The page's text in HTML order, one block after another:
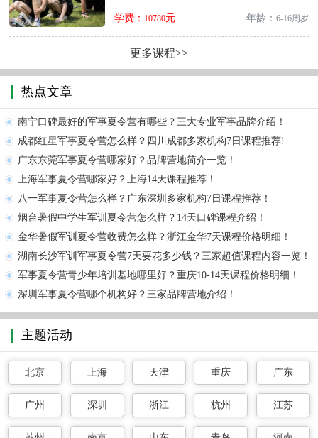
学费： 10780元 年龄： 6-16周岁
更多课程>>
热点文章
南宁口碑最好的军事夏令营有哪些？三大专业军事品牌介绍！
成都红星军事夏令营怎么样？四川成都多家机构7日课程推荐!
广东东莞军事夏令营哪家好？品牌营地简介一览！
上海军事夏令营哪家好？上海14天课程推荐！
八一军事夏令营怎么样？广东深圳多家机构7日课程推荐！
烟台暑假中学生军训夏令营怎么样？14天口碑课程介绍！
金华暑假军训夏令营收费怎么样？浙江金华7天课程价格明细！
湖南长沙军训军事夏令营7天要花多少钱？三家超值课程内容一览！
军事夏令营青少年培训基地哪里好？重庆10-14天课程价格明细！
深圳军事夏令营哪个机构好？三家品牌营地介绍！
主题活动
北京 上海 天津 重庆 广东
广州 深圳 浙江 杭州 江苏